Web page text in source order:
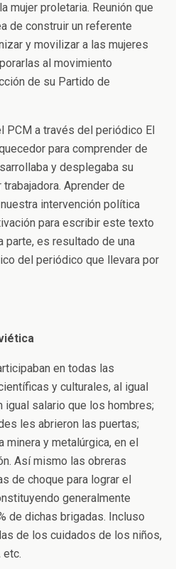
mujer proletaria. Reunión que
de construir un referente
y movilizar a las mujeres
al movimiento
de su Partido de
PCM a través del periódico El
para comprender de
y desplegaba su
Aprender de
intervención política
para escribir este texto
parte, es resultado de una
del periódico que llevara por
en todas las
y culturales, al igual
igual salario que los hombres;
les abrieron las puertas;
minera y metalúrgica, en el
Así mismo las obreras
de choque para lograr el
generalmente
de dichas brigadas. Incluso
de los cuidados de los niños,
etc.